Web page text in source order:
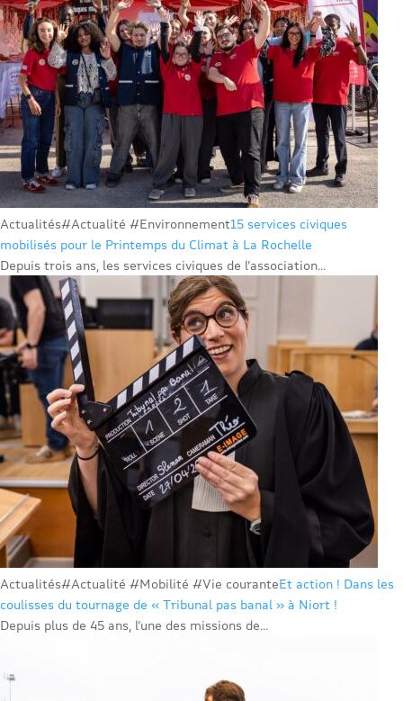
Actualités#Actualité #Environnement15 services civiques
mobilisés pour le Printemps du Climat à La Rochelle
Depuis trois ans, les services civiques de l’association...
Actualités#Actualité #Mobilité #Vie couranteEt action ! Dans les
coulisses du tournage de « Tribunal pas banal » à Niort !
Depuis plus de 45 ans, l’une des missions de...